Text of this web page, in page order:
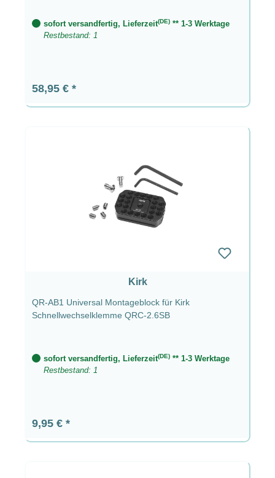
sofort versandfertig, Lieferzeit(DE) ** 1-3 Werktage
Restbestand: 1
Regulärer Preis:
58,95 €
Kirk
QR-AB1 Universal Montageblock für Kirk
Schnellwechselklemme QRC-2.6SB
sofort versandfertig, Lieferzeit(DE) ** 1-3 Werktage
Restbestand: 1
Regulärer Preis:
9,95 €